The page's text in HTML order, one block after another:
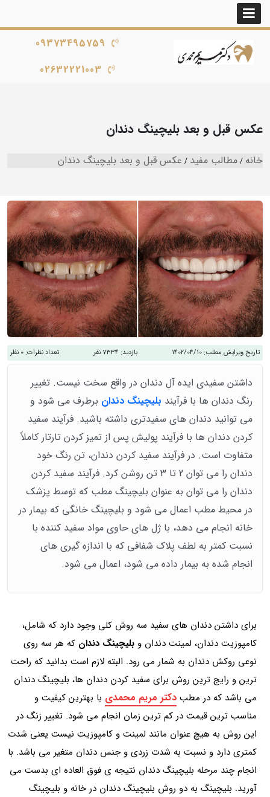
09373495759
02632221003
عکس قبل و بعد بلیچینگ دندان
خانه مطالب مفید عکس قبل و بعد بلیچینگ دندان
تاریخ ویرایش مطلب: 1402/04/10 بازدید: 7334 نفر تعداد نظرات: 0 نظر
داشتن سفیدی ایده آل دندان در واقع سخت نیست. تغییر
رنگ دندان ها با فرآیند بلیچینگ دندان برطرف می شود و
می توانید دندان های سفیدتری داشته باشید. فرآیند سفید
کردن دندان ها با فرآیند پولیش پس از تمیز کردن تارتار کاملاً
متفاوت است. در فرآیند سفید کردن دندان، تن رنگ خود
دندان را می توان 2 تا 3 تن روشن کرد. فرآیند سفید کردن
دندان را می توان به عنوان بلیچینگ مطب که توسط پزشک
در محیط مطب اعمال می شود و بلیچینگ خانگی که بیمار در
خانه انجام می دهد، با ژل های حاوی مواد سفید کننده با
نسبت کمتر به لطف پلاک شفافی که با اندازه گیری های
انجام شده به بیمار داده می شود، اعمال می شود.
برای داشتن دندان های سفید سه روش کلی وجود دارد که شامل،
کامپوزیت دندان، لمینت دندان و بلیچینگ دندان که هر سه روی
نوعی روکش دندان به شمار می رود. البته لازم است بدانید که راحت
ترین و رایج ترین روش برای سفید کردن دندان ها، بلیچینگ دندان
می باشد که در مطب دکتر مریم محمدی با بهترین کیفیت و
مناسب ترین قیمت در کم ترین زمان انجام می شود. تغییر زنگ در
این روش به هیچ عنوان مانند لمینت و کامپوزیت نیست یعنی شدت
کمتری دارد و نسبت به شدت زردی و جنس دندان متغیر می باشد. با
انجام چند مرحله بلیچینگ دندان نتیجه ی فوق العاده ای بدست می
آورید. بلیچینگ به دو روش بلیچینگ دندان در خانه و بلیچینگ